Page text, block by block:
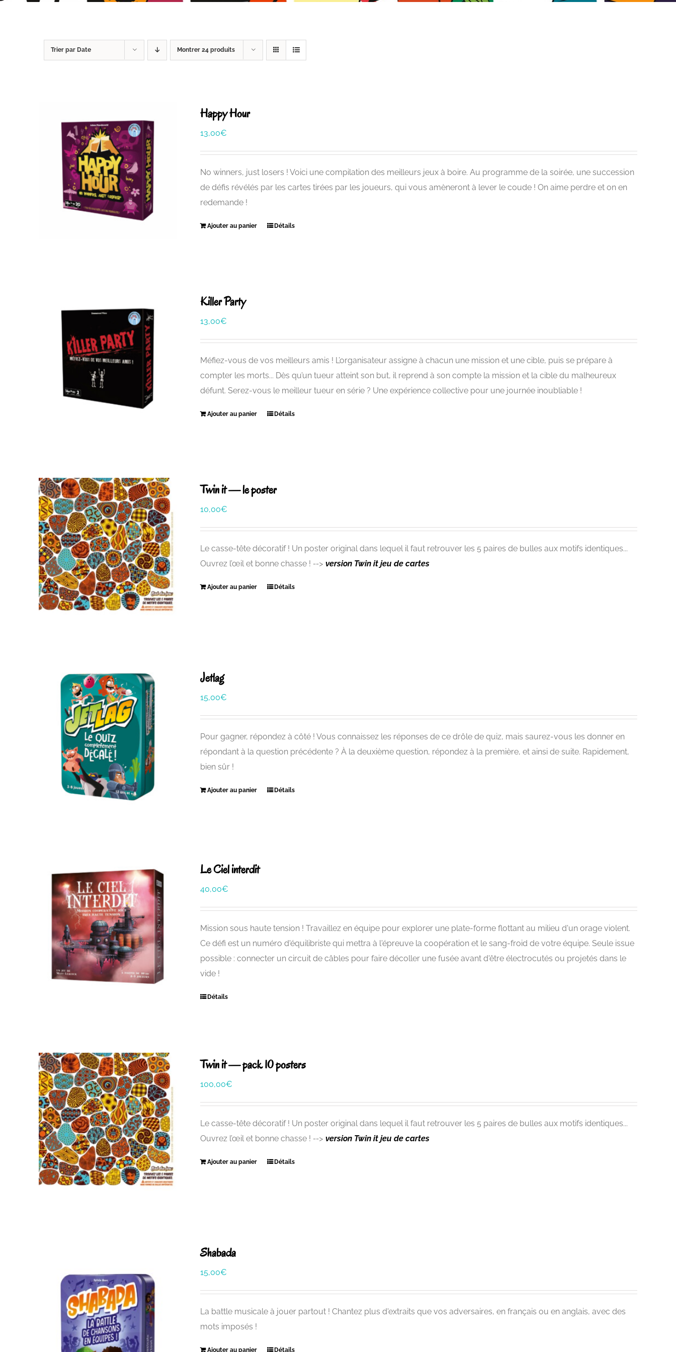
Trier par Date Montrer 24 produits
Happy Hour
13,00€
No winners, just losers ! Voici une compilation des meilleurs jeux à boire. Au programme de la soirée, une succession
de défis révélés par les cartes tirées par les joueurs, qui vous amèneront à lever le coude ! On aime perdre et on en
redemande !
Ajouter au panier Détails
Killer Party
13,00€
Méfiez-vous de vos meilleurs amis ! L’organisateur assigne à chacun une mission et une cible, puis se prépare à
compter les morts... Dès qu’un tueur atteint son but, il reprend à son compte la mission et la cible du malheureux
défunt. Serez-vous le meilleur tueur en série ? Une expérience collective pour une journée inoubliable !
Ajouter au panier Détails
Twin it — le poster
10,00€
Le casse-tête décoratif ! Un poster original dans lequel il faut retrouver les 5 paires de bulles aux motifs identiques...
Ouvrez l’œil et bonne chasse ! -->version Twin it jeu de cartes
Ajouter au panier Détails
Jetlag
15,00€
Pour gagner, répondez à côté ! Vous connaissez les réponses de ce drôle de quiz, mais saurez-vous les donner en
répondant à la question précédente ? À la deuxième question, répondez à la première, et ainsi de suite. Rapidement,
bien sûr !
Ajouter au panier Détails
Le Ciel interdit
40,00€
Mission sous haute tension ! Travaillez en équipe pour explorer une plate-forme flottant au milieu d'un orage violent.
Ce défi est un numéro d'équilibriste qui mettra à l'épreuve la coopération et le sang-froid de votre équipe. Seule issue
possible : connecter un circuit de câbles pour faire décoller une fusée avant d'être électrocutés ou projetés dans le
vide !
Détails
Twin it — pack 10 posters
100,00€
Le casse-tête décoratif ! Un poster original dans lequel il faut retrouver les 5 paires de bulles aux motifs identiques...
Ouvrez l’œil et bonne chasse ! -->version Twin it jeu de cartes
Ajouter au panier Détails
Shabada
15,00€
La battle musicale à jouer partout ! Chantez plus d'extraits que vos adversaires, en français ou en anglais, avec des
mots imposés !
Ajouter au panier Détails